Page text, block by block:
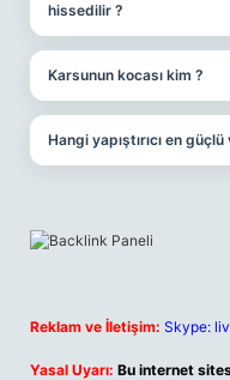
hissedilir ?
Karsunun kocası kim ?
Hangi yapıştırıcı en güçlü
Reklam ve İletişim: Skype:
Yasal Uyarı: Bu internet